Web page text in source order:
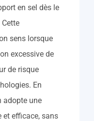
en sel dès le
sens lorsque
excessive de
de risque
En
adopte une
et efficace, sans